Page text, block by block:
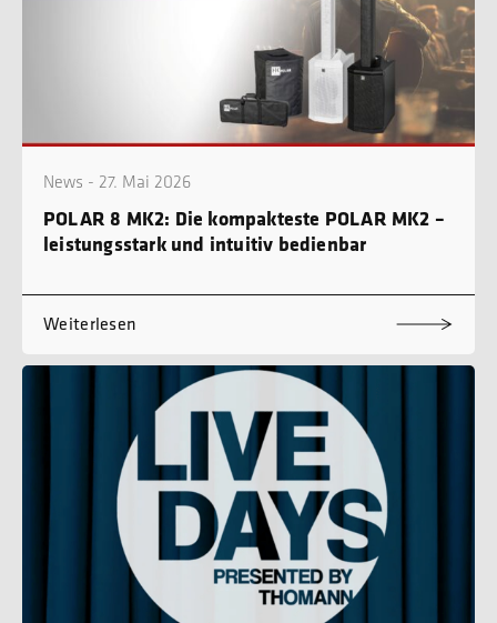
News - 27. Mai 2026
POLAR 8 MK2: Die kompakteste POLAR MK2 –
leistungsstark und intuitiv bedienbar
Weiterlesen